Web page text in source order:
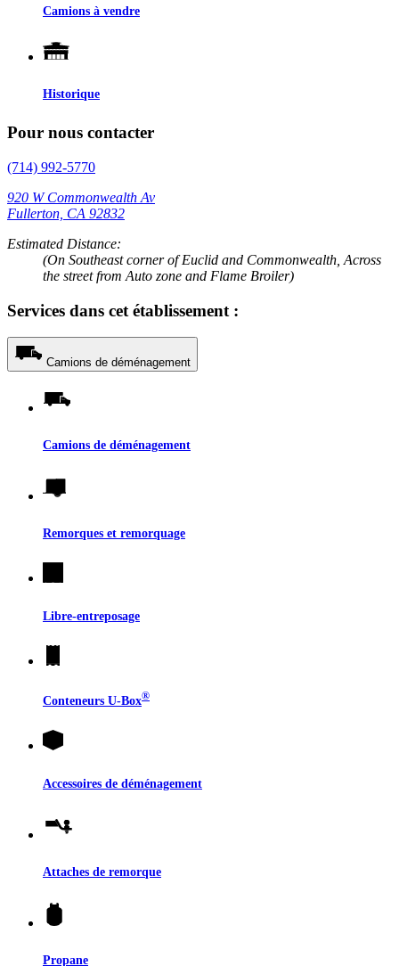
Camions à vendre
Historique
Pour nous contacter
(714) 992-5770
920 W Commonwealth Av
Fullerton, CA 92832
Estimated Distance:
(On Southeast corner of Euclid and Commonwealth, Across
the street from Auto zone and Flame Broiler)
Services dans cet établissement :
Camions de déménagement
Camions de déménagement
Remorques et remorquage
Libre-entreposage
Conteneurs U-Box®
Accessoires de déménagement
Attaches de remorque
Propane